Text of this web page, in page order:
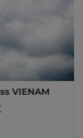
VIENAM